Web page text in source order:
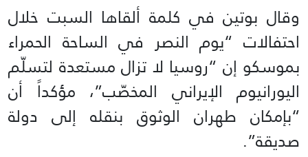
وقال بوتين في كلمة ألقاها السبت خلال
احتفالات “يوم النصر في الساحة الحمراء
بموسكو إن “روسيا لا تزال مستعدة لتسلّم
اليورانيوم الإيراني المخصّب”، مؤكداً أن
“بإمكان طهران الوثوق بنقله إلى دولة
صديقة”.